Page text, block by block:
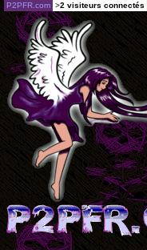
P2PFR.com >2 visiteurs connectés